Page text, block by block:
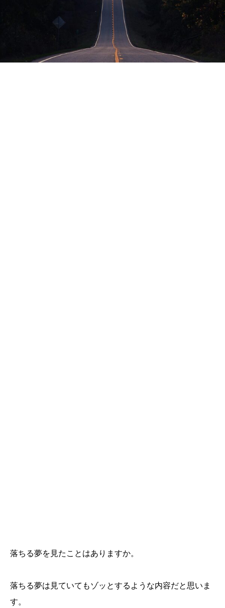
落ちる夢を見たことはありますか。
落ちる夢は見ていてもゾッとするような内容だと思いま
す。